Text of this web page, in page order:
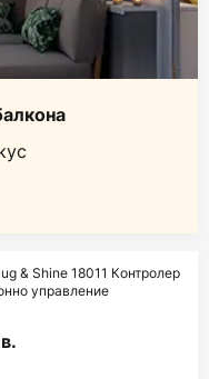
& Shine 18011 Контролер
управление